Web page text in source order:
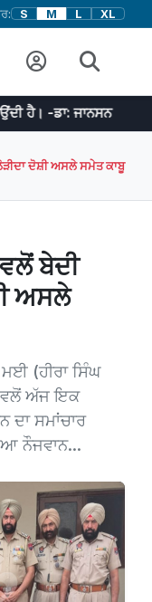
S M L XL
ਜੇਕਰ
ਦੋਸ਼ੀ ਅਸਲੇ ਸਮੇਤ ਕਾਬੂ
ਬੇਦੀ
ਅਸਲੇ
(ਹੀਰਾ ਸਿੰਘ
ਵਲੋਂ ਅੱਜ ਇਕ
ਦਾ ਸਮਾਂਚਾਰ
ਨੌਜਵਾਨ...